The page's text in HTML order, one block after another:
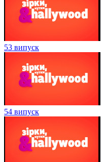
53 випуск
54 випуск